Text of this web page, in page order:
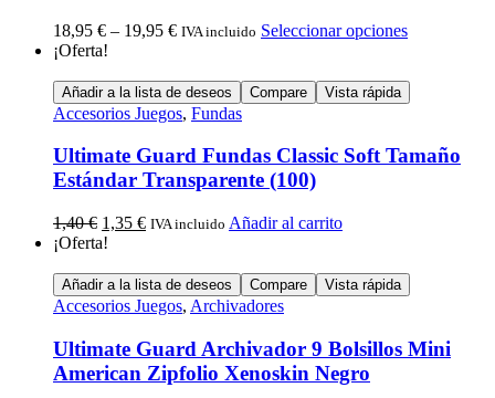
18,95 € – 19,95 € IVA incluido Seleccionar opciones
¡Oferta!
Añadir a la lista de deseos Compare Vista rápida
Accesorios Juegos, Fundas
Ultimate Guard Fundas Classic Soft Tamaño
Estándar Transparente (100)
1,40€ 1,35 € IVA incluido Añadir al carrito
¡Oferta!
Añadir a la lista de deseos Compare Vista rápida
Accesorios Juegos, Archivadores
Ultimate Guard Archivador 9 Bolsillos Mini
American Zipfolio Xenoskin Negro